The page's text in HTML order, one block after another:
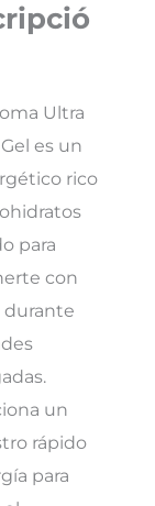
Ultra
es un
rico
para
con
durante
un
rápido
para